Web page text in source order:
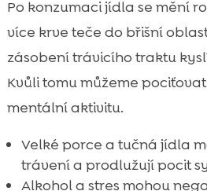
Po konzumaci jídla se mění
více krve teče do břišní
zásobení trávicího traktu
Kvůli tomu můžeme
mentální aktivitu.
Velké porce a tučná jídla
trávení a prodlužují pocit
Alkohol a stres mohou